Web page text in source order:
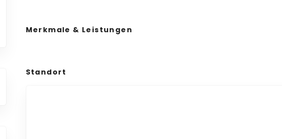
Merkmale & Leistungen
Standort